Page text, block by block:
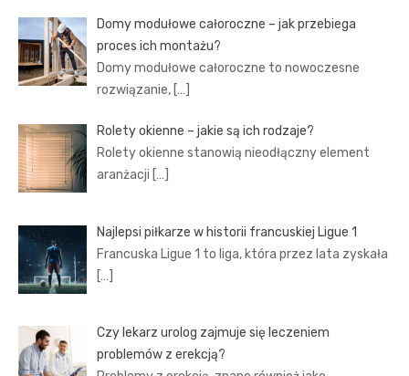
Domy modułowe całoroczne – jak przebiega
proces ich montażu?
Domy modułowe całoroczne to nowoczesne
rozwiązanie, […]
Rolety okienne – jakie są ich rodzaje?
Rolety okienne stanowią nieodłączny element
aranżacji […]
Najlepsi piłkarze w historii francuskiej Ligue 1
Francuska Ligue 1 to liga, która przez lata zyskała
[…]
Czy lekarz urolog zajmuje się leczeniem
problemów z erekcją?